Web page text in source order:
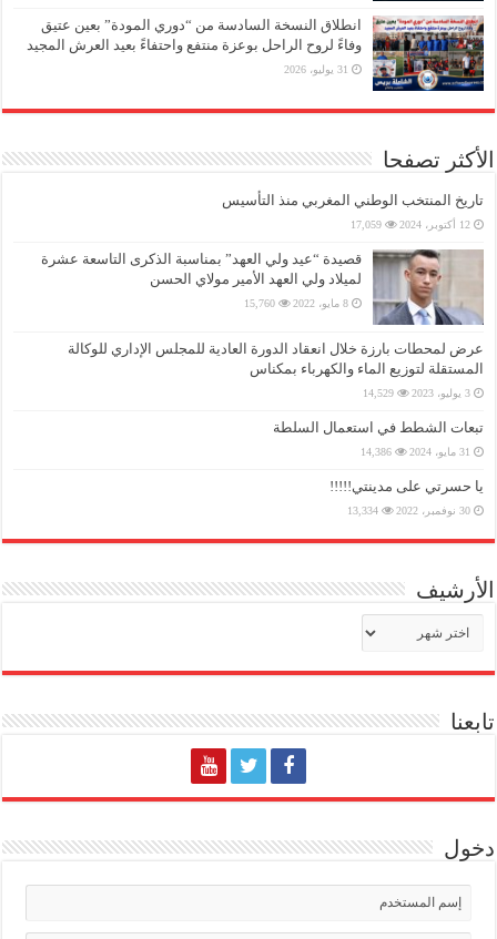
انطلاق النسخة السادسة من “دوري المودة” بعين عتيق
وفاءً لروح الراحل بوعزة منتفع واحتفاءً بعيد العرش المجيد
31 يوليو، 2026
الأكثر تصفحا
تاريخ المنتخب الوطني المغربي منذ التأسيس
12 أكتوبر، 2024 17,059
قصيدة “عيد ولي العهد” بمناسبة الذكرى التاسعة عشرة
لميلاد ولي العهد الأمير مولاي الحسن
8 مايو، 2022 15,760
عرض لمحطات بارزة خلال انعقاد الدورة العادية للمجلس الإداري للوكالة
المستقلة لتوزيع الماء والكهرباء بمكناس
3 يوليو، 2023 14,529
تبعات الشطط في استعمال السلطة
31 مايو، 2024 14,386
يا حسرتي على مدينتي!!!!!
30 نوفمبر، 2022 13,334
الأرشيف
تابعنا
دخول